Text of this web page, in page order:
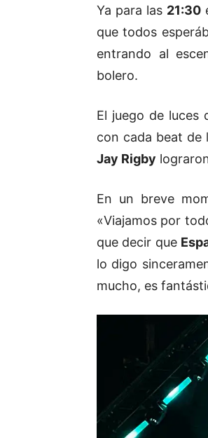
Ya para las 21:30
que todos
entrando al
bolero.
El juego de luces
con cada beat de
Jay Rigby
En un breve
«Viajamos por
que decir que
lo digo
mucho, es